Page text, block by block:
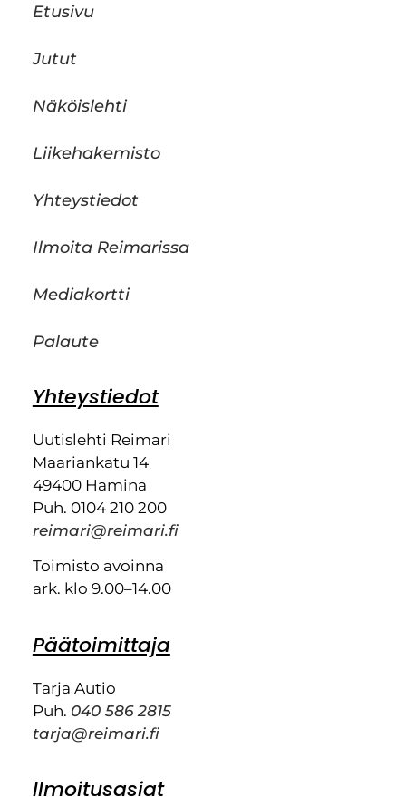
Etusivu
Jutut
Näköislehti
Liikehakemisto
Yhteystiedot
Ilmoita Reimarissa
Mediakortti
Palaute
Yhteystiedot
Uutislehti Reimari
Maariankatu 14
49400 Hamina
Puh. 0104 210 200
reimari@reimari.fi
Toimisto avoinna
ark. klo 9.00–14.00
Päätoimittaja
Tarja Autio
Puh. 040 586 2815
tarja@reimari.fi
Ilmoitusasiat